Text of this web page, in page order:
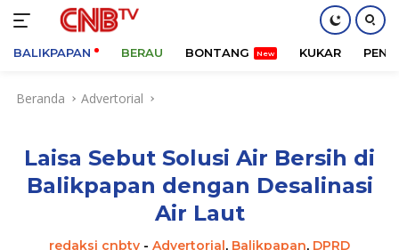
BALIKPAPAN BERAU BONTANG KUKAR
Beranda Advertorial
Laisa Sebut Solusi Air Bersih di
Balikpapan dengan Desalinasi
Air Laut
redaksi cnbtv - Advertorial, Balikpapan, DPRD